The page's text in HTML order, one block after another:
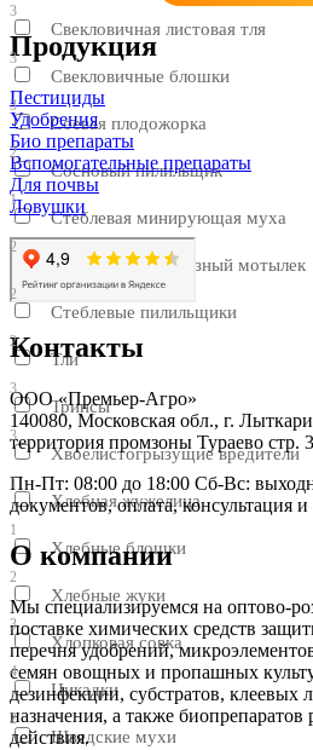
3
Свекловичная листовая тля
3
Свекловичные блошки
3
Соевая плодожорка
2
Сосновый пилильщик
1
Стеблевая минирующая муха
2
Стеблевой кукурузный мотылек
2
Стеблевые пилильщики
2
Тли
3
Трипсы
3
Хвоелистогрызущие вредители
1
Хлебная жужелица
1
Хлебные блошки
2
Хлебные жуки
3
Хлопковая совка
4
Цикадки
2
Шведские мухи
Продукция
Пестициды
Удобрения
Био препараты
Вспомогательные препараты
Для почвы
Ловушки
Контакты
ООО «Премьер-Агро»
140080, Московская обл., г.
территория промзоны Тураево стр.
Пн-Пт: 08:00 до 18:00 Сб-Вс:
документов, оплата, консультация
О компании
Мы специализируемся на оптово-
поставке химических средств
перечня удобрений,
семян овощных и пропашных
дезинфекции, субстратов, клеевых
назначения, а также биопрепаратов
действия.